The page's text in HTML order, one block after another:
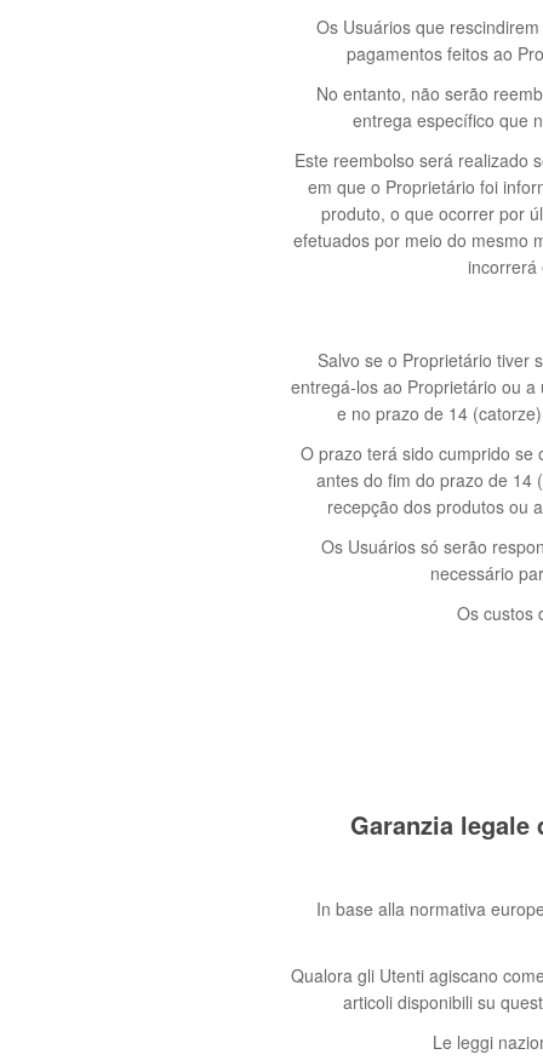
Os Usuários que
pagamentos feitos ao
No entanto, não serão
entrega específico que
Este reembolso será realizado
em que o Proprietário foi
produto, o que ocorrer por
efetuados por meio do mesmo
incorrerá
Salvo se o Proprietário tiver
entregá-los ao Proprietário ou
e no prazo de 14
O prazo terá sido cumprido
antes do fim do prazo de 14
recepção dos produtos ou
Os Usuários só serão
necessário
Os custos
Garanzia
In base alla normativa
Qualora gli Utenti agiscano
articoli disponibili su
Le leggi